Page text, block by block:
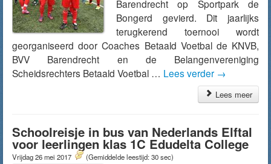
Barendrecht op Sportpark de
Bongerd gevierd. Dit jaarlijks
terugkerend toernooi wordt
georganiseerd door Coaches Betaald Voetbal de KNVB,
BVV Barendrecht en de Belangenvereniging
Scheidsrechters Betaald Voetbal … Lees verder →
Lees meer
Schoolreisje in bus van Nederlands Elftal
voor leerlingen klas 1C Edudelta College
Vrijdag 26 mei 2017 (Gemiddelde leestijd: 30 sec)